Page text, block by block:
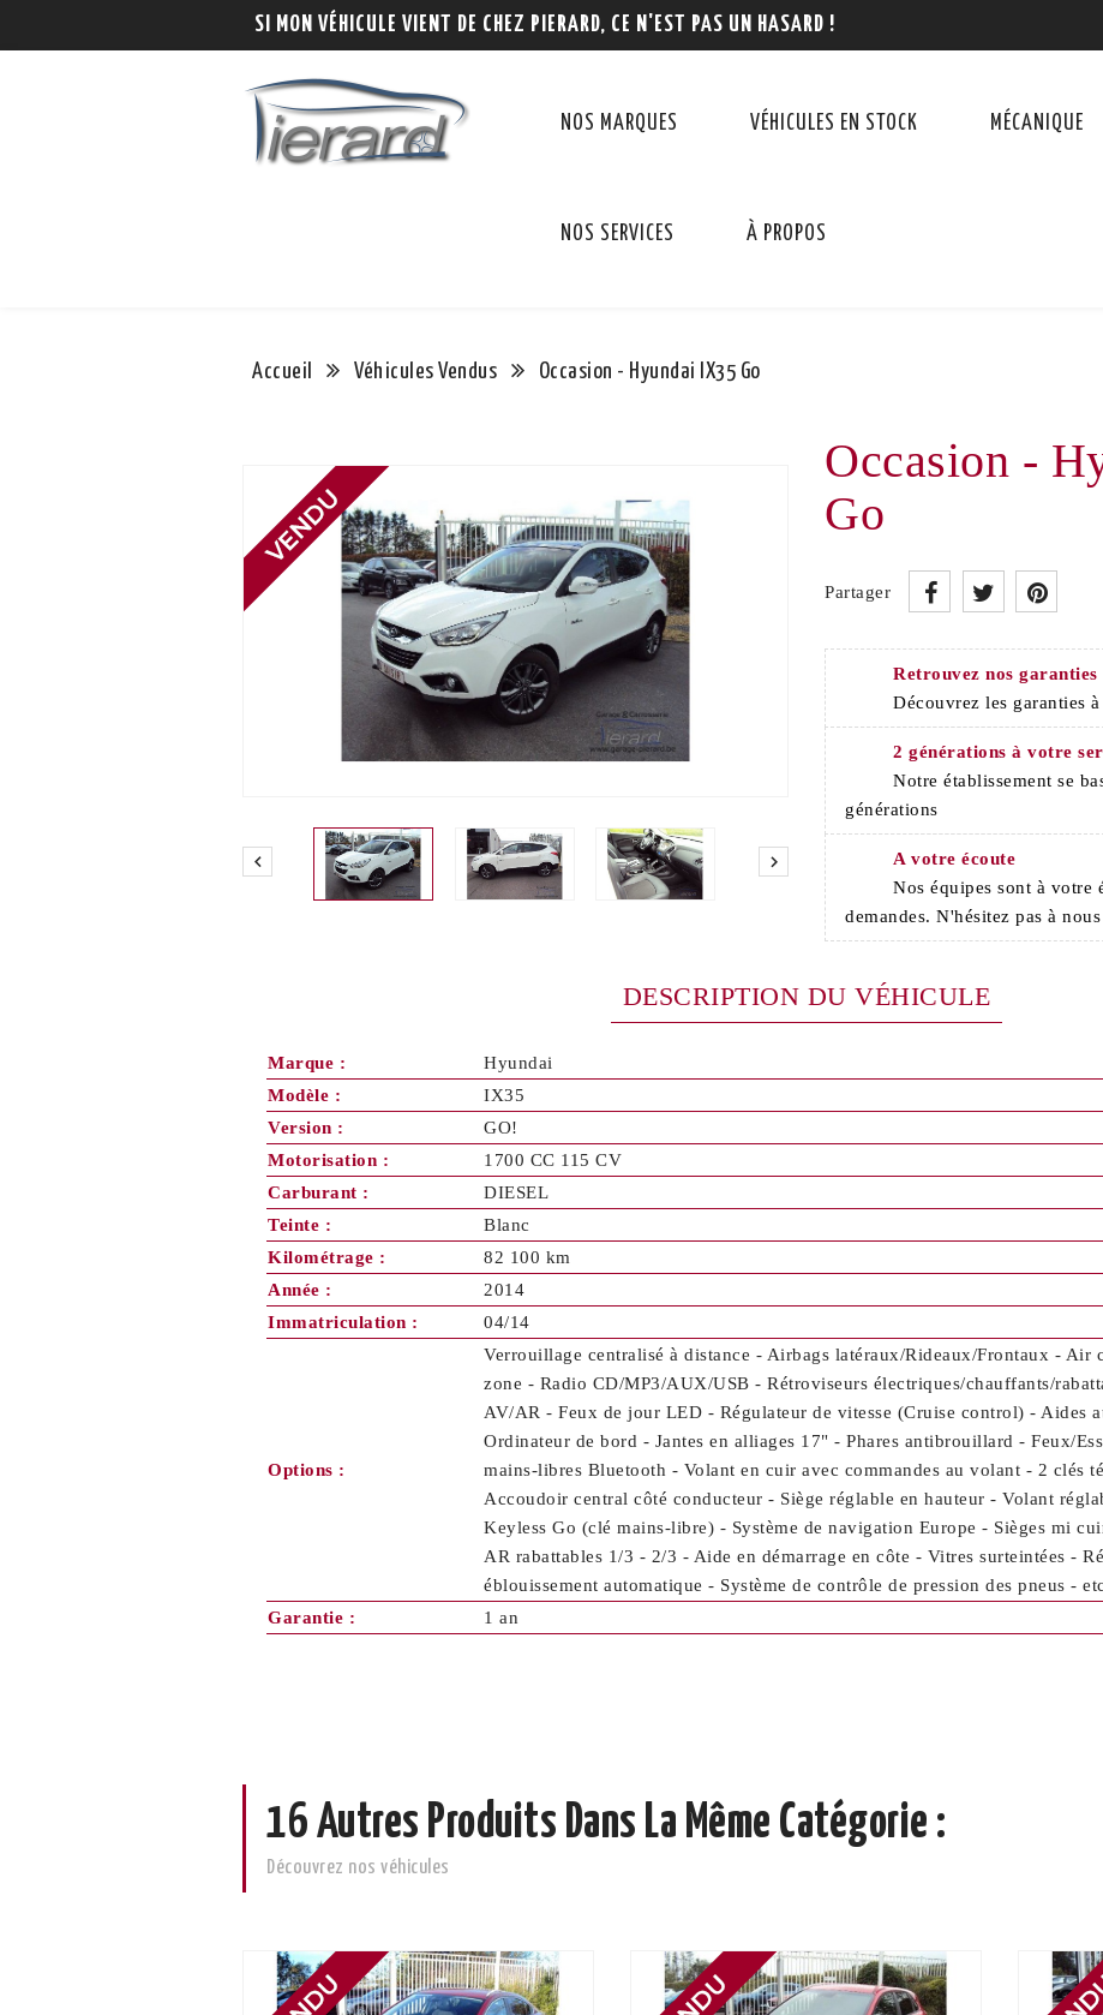
SI MON VÉHICULE VIENT DE CHEZ PIERARD, CE N'EST PAS UN HASARD !
NOS MARQUES VÉHICULES EN STOCK MÉCANIQUE
NOS SERVICES À PROPOS
Accueil Véhicules Vendus Occasion - Hyundai IX35 Go
 
Occasion -
Go
Partager
Retrouvez nos garanties
Découvrez les garanties
2 générations à votre
Notre établissement se
générations
A votre écoute
Nos équipes sont à votre
demandes. N'hésitez pas à
DESCRIPTION DU VÉHICULE
Marque :
Hyundai
Modèle :
IX35
Version :
GO!
Motorisation :
1700 CC 115 CV
Carburant :
DIESEL
Teinte :
Blanc
Kilométrage :
82 100 km
Année :
2014
Immatriculation :
04/14
Options :
Verrouillage centralisé à distance - Airbags latéraux/Rideaux/Frontaux - Air
zone - Radio CD/MP3/AUX/USB - Rétroviseurs électriques/chauffants/
AV/AR - Feux de jour LED - Régulateur de vitesse (Cruise control) - Aides
Ordinateur de bord - Jantes en alliages 17" - Phares antibrouillard - Feux/
mains-libres Bluetooth - Volant en cuir avec commandes au volant - 2 clés
Accoudoir central côté conducteur - Siège réglable en hauteur - Volant
Keyless Go (clé mains-libre) - Système de navigation Europe - Sièges mi
AR rabattables 1/3 - 2/3 - Aide en démarrage en côte - Vitres surteintées -
éblouissement automatique - Système de contrôle de pression des pneus -
Garantie :
1 an
16 Autres Produits Dans La Même Catégorie :
Découvrez nos véhicules